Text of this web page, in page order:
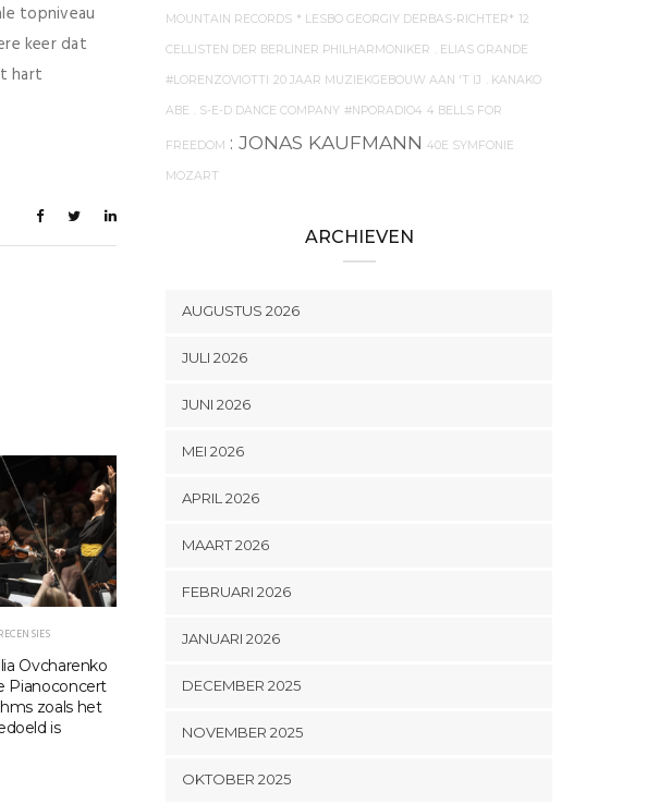
topniveau
keer dat
hart
RECENSIES
Ovcharenko
Pianoconcert
zoals het
is
ARTIKELEN ,NIEUWS,RECENSIES
weesmeisjes van het
MOUNTAIN RECORDS * LESBO GEORGIY DERBAS-RICHTER* 12
CELLISTEN DER BERLINER PHILHARMONIKER . ELIAS GRANDE
#LORENZOVIOTTI 20 JAAR MUZIEKGEBOUW AAN 'T IJ . KANAKO
ABE . S-E-D DANCE COMPANY #NPORADIO4 4 BELLS FOR
FREEDOM : JONAS KAUFMANN 40E SYMFONIE
MOZART
ARCHIEVEN
AUGUSTUS 2026
JULI 2026
JUNI 2026
MEI 2026
APRIL 2026
MAART 2026
FEBRUARI 2026
JANUARI 2026
DECEMBER 2025
NOVEMBER 2025
OKTOBER 2025